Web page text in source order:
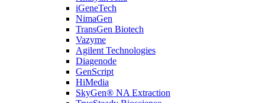
iGeneTech
NimaGen
TransGen Biotech
Vazyme
Agilent Technologies
Diagenode
GenScript
HiMedia
SkyGen® NA Extraction